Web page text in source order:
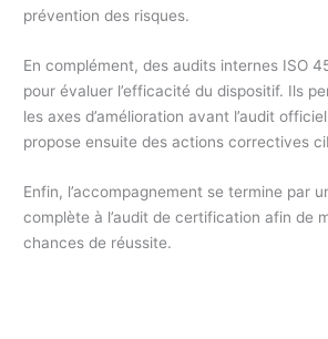
prévention des risques.
En complément, des audits internes ISO
pour évaluer l’efficacité du dispositif. Ils
les axes d’amélioration avant l’audit
propose ensuite des actions correctives
Enfin, l’accompagnement se termine par
complète à l’audit de certification afin de
chances de réussite.